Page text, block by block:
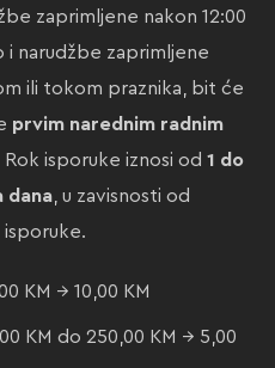
zaprimljene nakon 12:00
i narudžbe zaprimljene
ili tokom praznika, bit će
prvim narednim radnim
Rok isporuke iznosi od 1 do
dana, u zavisnosti od
isporuke.
KM → 10,00 KM
KM do 250,00 KM → 5,00